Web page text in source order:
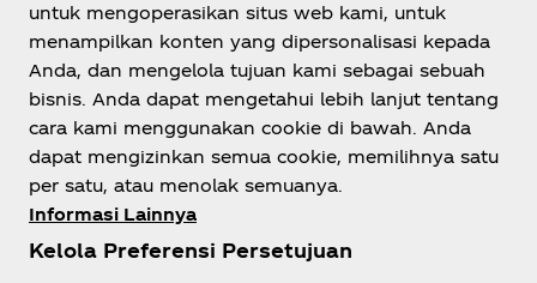
Indonesia
Tentang kami
untuk mengoperasikan situs web kami, untuk
menampilkan konten yang dipersonalisasi kepada
Anda, dan mengelola tujuan kami sebagai sebuah
bisnis. Anda dapat mengetahui lebih lanjut tentang
cara kami menggunakan cookie di bawah. Anda
dapat mengizinkan semua cookie, memilihnya satu
per satu, atau menolak semuanya.
Informasi Lainnya
Kelola Preferensi Persetujuan